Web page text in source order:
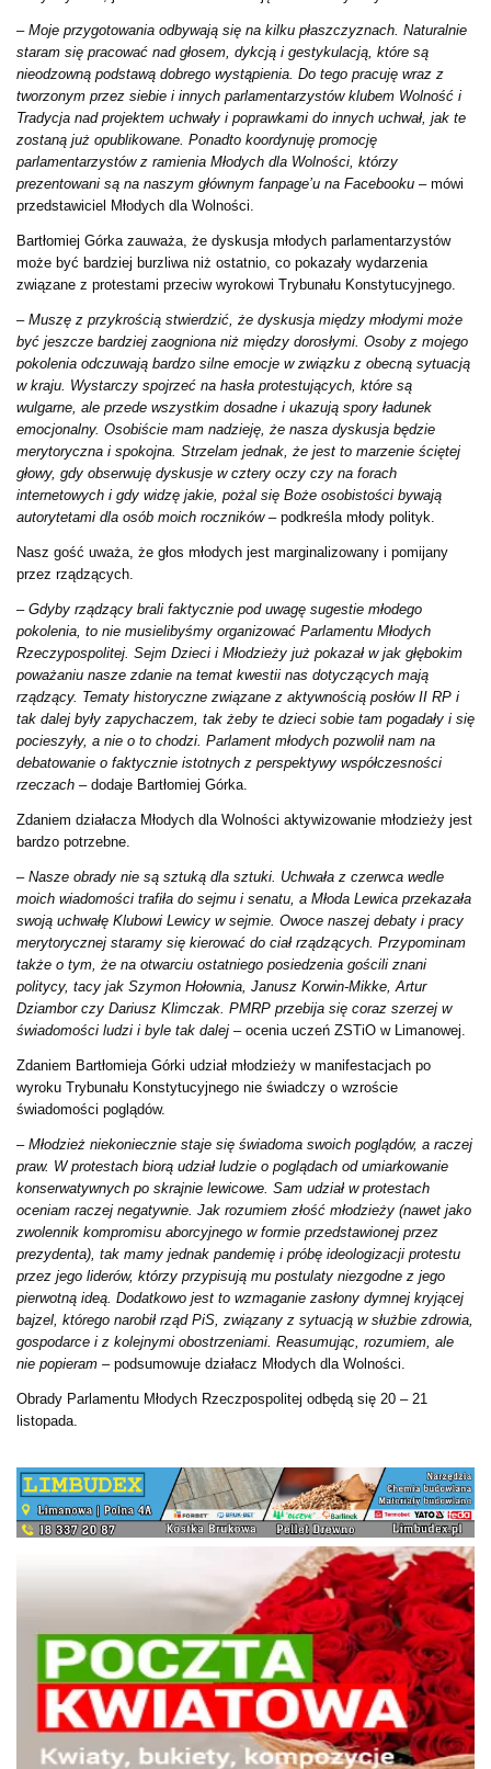
– Moje przygotowania odbywają się na kilku płaszczyznach. Naturalnie
staram się pracować nad głosem, dykcją i gestykulacją, które są
nieodzowną podstawą dobrego wystąpienia. Do tego pracuję wraz z
tworzonym przez siebie i innych parlamentarzystów klubem Wolność i
Tradycja nad projektem uchwały i poprawkami do innych uchwał, jak te
zostaną już opublikowane. Ponadto koordynuję promocję
parlamentarzystów z ramienia Młodych dla Wolności, którzy
prezentowani są na naszym głównym fanpage’u na Facebooku – mówi
przedstawiciel Młodych dla Wolności.
Bartłomiej Górka zauważa, że dyskusja młodych parlamentarzystów
może być bardziej burzliwa niż ostatnio, co pokazały wydarzenia
związane z protestami przeciw wyrokowi Trybunału Konstytucyjnego.
– Muszę z przykrością stwierdzić, że dyskusja między młodymi może
być jeszcze bardziej zaogniona niż między dorosłymi. Osoby z mojego
pokolenia odczuwają bardzo silne emocje w związku z obecną sytuacją
w kraju. Wystarczy spojrzeć na hasła protestujących, które są
wulgarne, ale przede wszystkim dosadne i ukazują spory ładunek
emocjonalny. Osobiście mam nadzieję, że nasza dyskusja będzie
merytoryczna i spokojna. Strzelam jednak, że jest to marzenie ściętej
głowy, gdy obserwuję dyskusje w cztery oczy czy na forach
internetowych i gdy widzę jakie, pożal się Boże osobistości bywają
autorytetami dla osób moich roczników – podkreśla młody polityk.
Nasz gość uważa, że głos młodych jest marginalizowany i pomijany
przez rządzących.
– Gdyby rządzący brali faktycznie pod uwagę sugestie młodego
pokolenia, to nie musielibyśmy organizować Parlamentu Młodych
Rzeczypospolitej. Sejm Dzieci i Młodzieży już pokazał w jak głębokim
poważaniu nasze zdanie na temat kwestii nas dotyczących mają
rządzący. Tematy historyczne związane z aktywnością posłów II RP i
tak dalej były zapychaczem, tak żeby te dzieci sobie tam pogadały i się
pocieszyły, a nie o to chodzi. Parlament młodych pozwolił nam na
debatowanie o faktycznie istotnych z perspektywy współczesności
rzeczach – dodaje Bartłomiej Górka.
Zdaniem działacza Młodych dla Wolności aktywizowanie młodzieży jest
bardzo potrzebne.
– Nasze obrady nie są sztuką dla sztuki. Uchwała z czerwca wedle
moich wiadomości trafiła do sejmu i senatu, a Młoda Lewica przekazała
swoją uchwałę Klubowi Lewicy w sejmie. Owoce naszej debaty i pracy
merytorycznej staramy się kierować do ciał rządzących. Przypominam
także o tym, że na otwarciu ostatniego posiedzenia gościli znani
politycy, tacy jak Szymon Hołownia, Janusz Korwin-Mikke, Artur
Dziambor czy Dariusz Klimczak. PMRP przebija się coraz szerzej w
świadomości ludzi i byle tak dalej – ocenia uczeń ZSTiO w Limanowej.
Zdaniem Bartłomieja Górki udział młodzieży w manifestacjach po
wyroku Trybunału Konstytucyjnego nie świadczy o wzroście
świadomości poglądów.
– Młodzież niekoniecznie staje się świadoma swoich poglądów, a raczej
praw. W protestach biorą udział ludzie o poglądach od umiarkowanie
konserwatywnych po skrajnie lewicowe. Sam udział w protestach
oceniam raczej negatywnie. Jak rozumiem złość młodzieży (nawet jako
zwolennik kompromisu aborcyjnego w formie przedstawionej przez
prezydenta), tak mamy jednak pandemię i próbę ideologizacji protestu
przez jego liderów, którzy przypisują mu postulaty niezgodne z jego
pierwotną ideą. Dodatkowo jest to wzmaganie zasłony dymnej kryjącej
bajzel, którego narobił rząd PiS, związany z sytuacją w służbie zdrowia,
gospodarce i z kolejnymi obostrzeniami. Reasumując, rozumiem, ale
nie popieram – podsumowuje działacz Młodych dla Wolności.
Obrady Parlamentu Młodych Rzeczpospolitej odbędą się 20 – 21
listopada.